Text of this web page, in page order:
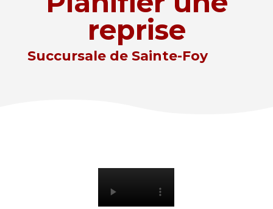
reprise
Succursale de Sainte-Foy